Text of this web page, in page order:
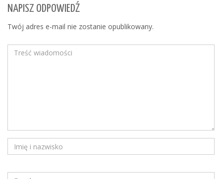
NAPISZ ODPOWIEDŹ
Twój adres e-mail nie zostanie opublikowany.